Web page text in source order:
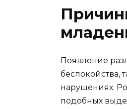
Появление
беспокойства,
нарушениях.
подобных